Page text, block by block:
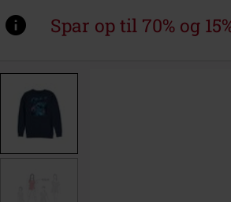
Spar op til 70% og
www.emp-
p/stitch-
578713.html